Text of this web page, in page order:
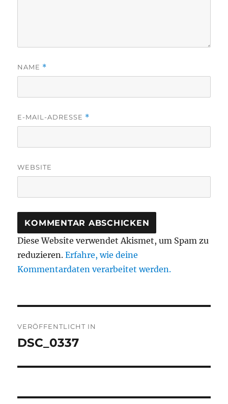
NAME *
E-MAIL-ADRESSE *
WEBSITE
Diese Website verwendet Akismet, um Spam zu
reduzieren.Erfahre, wie deine
Kommentardaten verarbeitet werden.
VERÖFFENTLICHT IN
DSC_0337